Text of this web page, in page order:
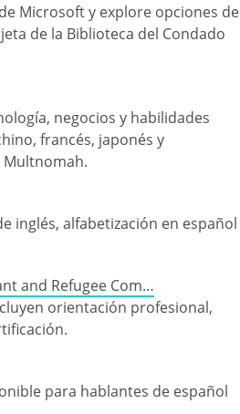
Microsoft y explore opciones de
de la Biblioteca del Condado
negocios y habilidades
francés, japonés y
Multnomah.
inglés, alfabetización en español
and Refugee Com…
orientación profesional,
para hablantes de español